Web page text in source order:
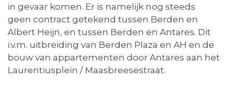
in gevaar komen. Er is namelijk nog steeds
geen contract getekend tussen Berden en
Albert Heijn, en tussen Berden en Antares. Dit
i.v.m. uitbreiding van Berden Plaza en AH en de
bouw van appartementen door Antares aan het
Laurentiusplein / Maasbreesestraat.